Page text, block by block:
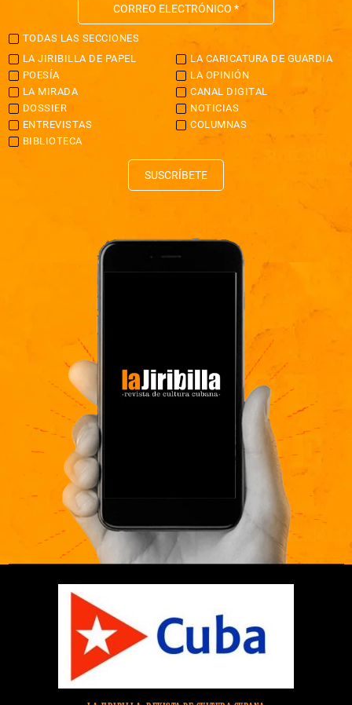
TODAS LAS SECCIONES
LA JIRIBILLA DE PAPEL
LA CARICATURA DE GUARDIA
POESÍA
LA OPINIÓN
LA MIRADA
CANAL DIGITAL
DOSSIER
NOTICIAS
ENTREVISTAS
COLUMNAS
BIBLIOTECA
SUSCRÍBETE